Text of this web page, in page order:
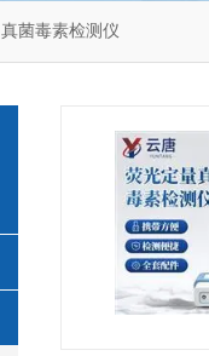
真菌毒素检测仪